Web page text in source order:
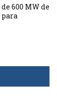
600 MW de